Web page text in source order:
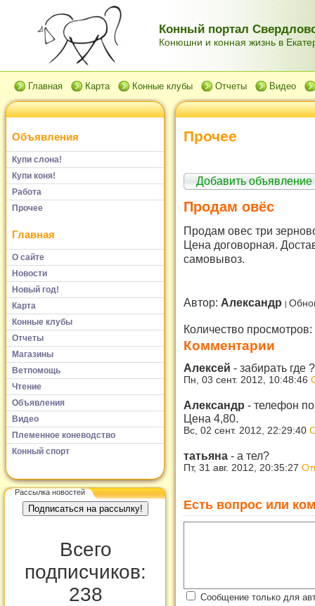
Конный портал
Конюшни и конная жизнь в
Главная Карта Конные клубы Отчеты Видео
Объявления
Купи слона!
Купи коня!
Работа
Прочее
Главная
О сайте
Новости
Новый год!
Карта
Конные клубы
Отчеты
Магазины
Ветпомощь
Чтение
Объявления
Видео
Племенное коневодство
Конный спорт
Рассылка новостей
Всего
подписчиков:
238
Прочее
Добавить объявление
Продам овёс
Продам овес три
Цена договорная.
самовывоз.
Автор: Александр
Количество просмотров:
Комментарии
Алексей - забирать где
Пн, 03 сент. 2012, 10:48:46
Александр - телефон
Цена 4,80.
Вс, 02 сент. 2012, 22:29:40
татьяна - а тел?
Пт, 31 авг. 2012, 20:35:27
Есть вопрос или
Сообщение только для